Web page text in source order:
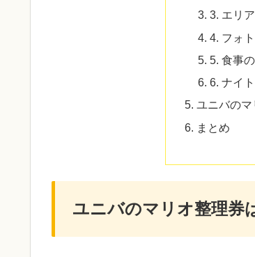
3. エリ
4. フォ
5. 食事
6. ナイ
ユニバの
まとめ
ユニバのマリオ整理券